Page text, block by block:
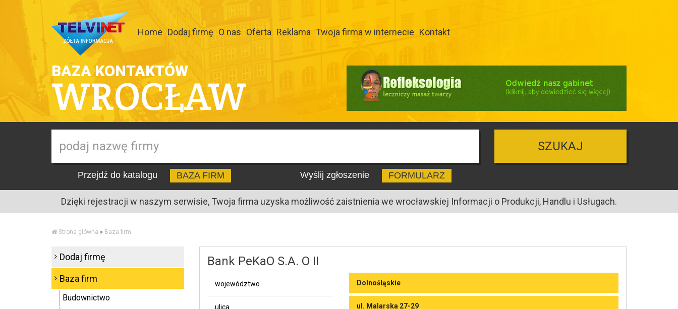
Home Dodaj firmę O nas Oferta Reklama Twoja firma w internecie Kontakt
BAZA KONTAKTÓW
WROCŁAW
SZUKAJ
Przejdź do katalogu BAZA FIRM Wyślij zgłoszenie FORMULARZ
Dzięki rejestracji w naszym serwisie, Twoja firma uzyska możliwość zaistnienia we wrocławskiej Informacji o Produkcji, Handlu i Usługach.
Strona główna » Baza firm
Bank PeKaO S.A. O II
województwo Dolnośląskie
ulica ul. Malarska 27-29
Dodaj firmę
Baza firm
Budownictwo